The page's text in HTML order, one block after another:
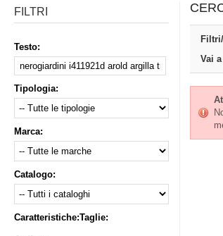
FILTRI
Testo:
Tipologia:
Marca:
Catalogo:
Caratteristiche:Taglie:
Vai